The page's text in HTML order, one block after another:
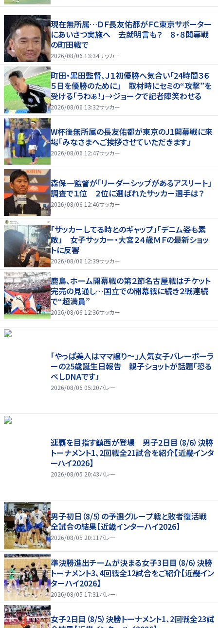
現在無所属…ＤＦ長友佑都がＦＣ東京サポーター
にあいさつ実施へ 去就明言も？ ８・８開幕戦
の町田戦で
2026/08/06 13:34サッカー
町田・黒田監督、Ｊ１初優勝へ気合い「24時間３６
５日を優勝のために」 取材時にセミの“攻撃”を
受ける「うわぁ！」→ジョークで記者陣笑わせる
2026/08/06 13:32サッカー
W杯後無所属の長友佑都が東京のJ1開幕戦に来
場「みなさまへご挨拶させていただきます」
2026/08/06 12:47サッカー
森保一監督が「リーダーシップがあるアスリート」
調査で１位 ２位に選ばれたサッカー選手は？
2026/08/06 12:46サッカー
「サッカーしてる時とのギャップ」「デニム姿も素
敵」 女子サッカー・大宮２４歳ＭＦの最新ショッ
トに反響
2026/08/06 12:39サッカー
鹿島、ホーム開幕戦の第２節名古屋戦はチケット
完売の見通し…国立での開幕戦に続き２戦連続
で“超満員”
2026/08/06 12:36サッカー
「やっぱ美人はママ譲り～」人気女子バレーボーラ
ーの25歳誕生日報告 親子ショットが話題「恐る
べしDNAです」
2026/08/06 05:20バレー
連覇を目指す鎮西が登場 男子2日目（8/6）決勝
トーナメント1、2回戦全21試合を紹介【近畿インタ
ーハイ2026】
2026/08/05 20:43バレー
男子初日（8/5）の予選グループ戦と敗者復活戦
全試合の結果【近畿インターハイ2026】
2026/08/05 20:11 バレー
準決勝進出チームが決まる女子3日目（8/6）決勝
トーナメント3、4回戦全12試合をご紹介【近畿イン
ターハイ2026】
2026/08/05 17:31 バレー
女子2日目（8/5）決勝トーナメント1、2回戦全23試